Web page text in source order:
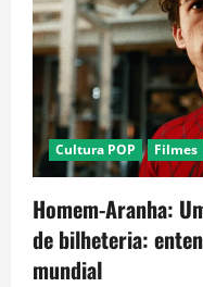
Cultura POP Filmes
Homem-Aranha:
de bilheteria:
mundial